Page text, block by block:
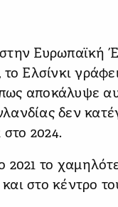
Ευρωπαϊκή
Ελσίνκι
αποκάλυψε
δεν
2024.
το
στο κέντρο